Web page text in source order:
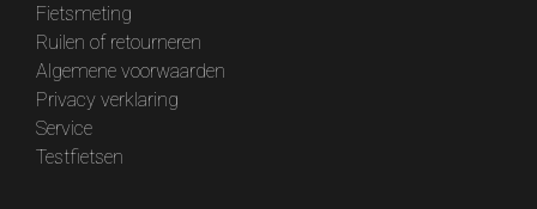
Fietsmeting
Ruilen of retourneren
Algemene voorwaarden
Privacy verklaring
Service
Testfietsen